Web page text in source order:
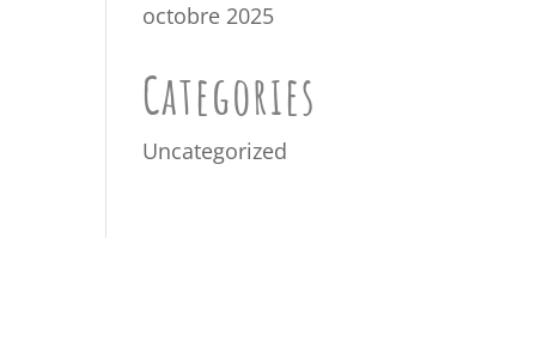
octobre 2025
Categories
Uncategorized